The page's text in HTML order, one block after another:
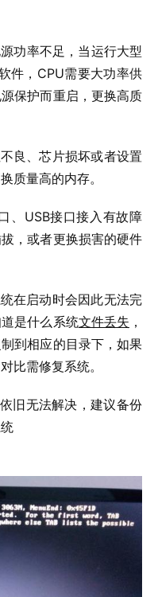
件，CPU需要大功率供
保护而重启，更换高质
质量高的内存。
，或者更换损害的硬件
是什么系统文件丢失 ，
到相应的目录下，如果
比需修复系统。